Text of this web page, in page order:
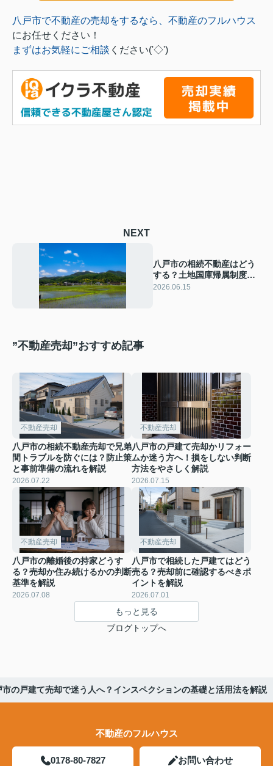
八戸市で不動産の売却をするなら、不動産のフルハウス
にお任せください！
まずはお気軽にご相談 ください('◇')ゞ
NEXT
八戸市の相続不動産はどう
する？土地国庫帰属制度の
基礎と活用の流れを解説
2026.06.15
”不動産売却”おすすめ記事
不動産売却
八戸市の相続不動産売却で兄弟
間トラブルを防ぐには？防止策
と事前準備の流れを解説
2026.07.22
不動産売却
八戸市の戸建て売却かリフォー
ムか迷う方へ！損をしない判断
方法をやさしく解説
2026.07.15
不動産売却
八戸市の離婚後の持家どうす
る？売却か住み続けるかの判断
基準を解説
2026.07.08
不動産売却
八戸市で相続した戸建てはどう
売る？売却前に確認するべきポ
イントを解説
2026.07.01
もっと見る
ブログトップへ
市の戸建て売却で迷う人へ？インスペクションの基礎と活用法を解説
不動産のフルハウス
0178-80-7827 お問い合わせ